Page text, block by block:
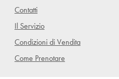
Contatti
Il Servizio
Condizioni di Vendita
Come Prenotare